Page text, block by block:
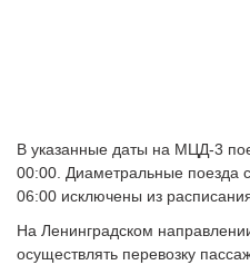
В указанные даты на МЦД-3
00:00. Диаметральные поезда
06:00 исключены из
На Ленинградском
осуществлять перевозку